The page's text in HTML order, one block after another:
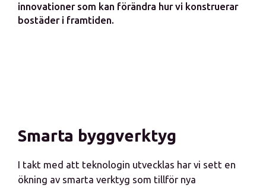
innovationer som kan förändra hur vi konstruerar
bostäder i framtiden.
Smarta byggverktyg
I takt med att teknologin utvecklas har vi sett en
ökning av smarta verktyg som tillför nya